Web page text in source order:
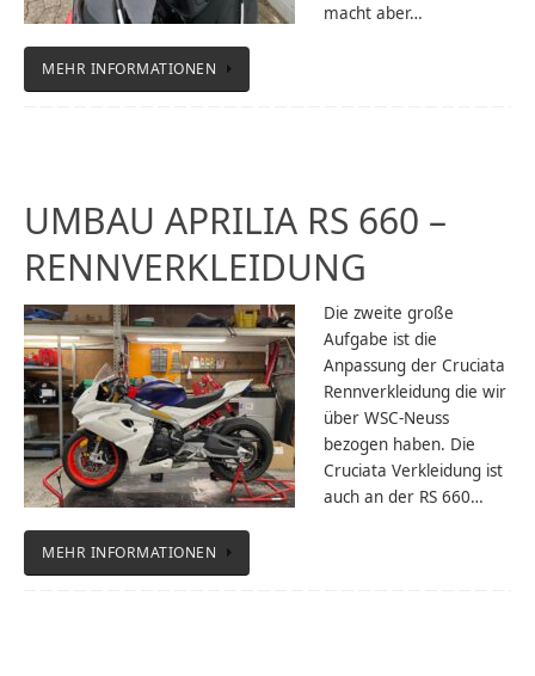
macht aber…
MEHR INFORMATIONEN
UMBAU APRILIA RS 660 –
RENNVERKLEIDUNG
Die zweite große
Aufgabe ist die
Anpassung der Cruciata
Rennverkleidung die wir
über WSC-Neuss
bezogen haben. Die
Cruciata Verkleidung ist
auch an der RS 660…
MEHR INFORMATIONEN